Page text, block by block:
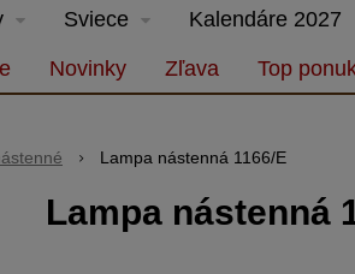
Lampa nástenná 1166/E
Lampa nástenná
Sviece Kalendáre 2027
Novinky Zľava Top